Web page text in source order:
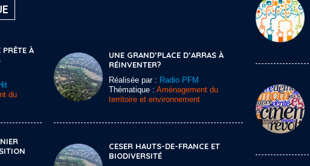
À
du
UNE GRAND’PLACE D’ARRAS À
RÉINVENTER?
Réalisée par : Radio PFM
Thématique : Aménagement du
territoire et environnement
CESER HAUTS-DE-FRANCE ET
BIODIVERSITÉ